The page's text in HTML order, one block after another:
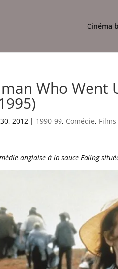
Cinéma
Who Went
2012 | 1990-99, Comédie,
anglaise à la sauce Ealing